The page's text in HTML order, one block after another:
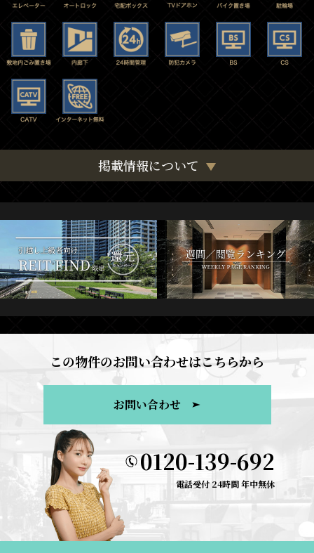
掲載情報について
この物件のお問い合わせはこちらから
お問い合わせ
0120-139-692
電話受付 24時間 年中無休